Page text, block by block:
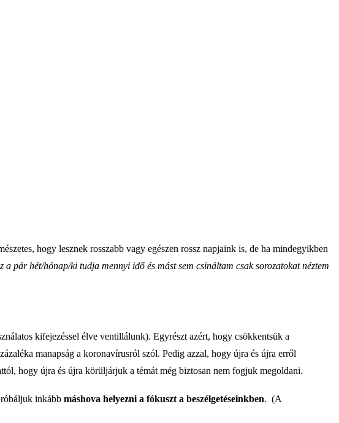
hogy lesznek rosszabb vagy egészen rossz napjaink is, de ha mindegyikben
a pár hét/hónap/ki tudja mennyi idő és mást sem csináltam csak sorozatokat néztem
kifejezéssel élve ventillálunk). Egyrészt azért, hogy csökkentsük a
manapság a koronavírusról szól. Pedig azzal, hogy újra és újra erről
hogy újra és újra körüljárjuk a témát még biztosan nem fogjuk megoldani.
inkább máshova helyezni a fókuszt a beszélgetéseinkben. (A